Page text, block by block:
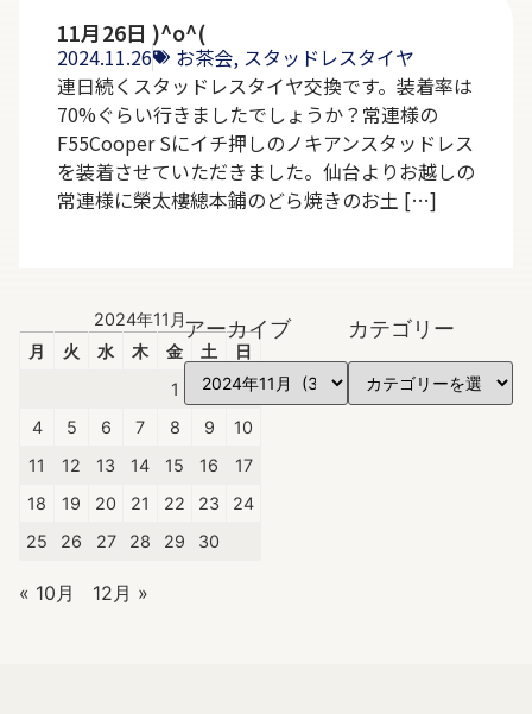
11月26日 )^o^(
2024.11.26 お茶会, スタッドレスタイヤ
連日続くスタッドレスタイヤ交換です。装着率は
70%ぐらい行きましたでしょうか？常連様の
F55Cooper Sにイチ押しのノキアンスタッドレス
を装着させていただきました。仙台よりお越しの
常連様に榮太樓總本鋪のどら焼きのお土 […]
2024年11月
月
火 水 木 金 土
日
1
2
3
4
5 6 7 8 9
10
11
12 13 14 15 16
17
18
19 20 21 22 23
24
25
26 27 28 29 30
« 10月 12月 »
アーカイブ カテゴリー